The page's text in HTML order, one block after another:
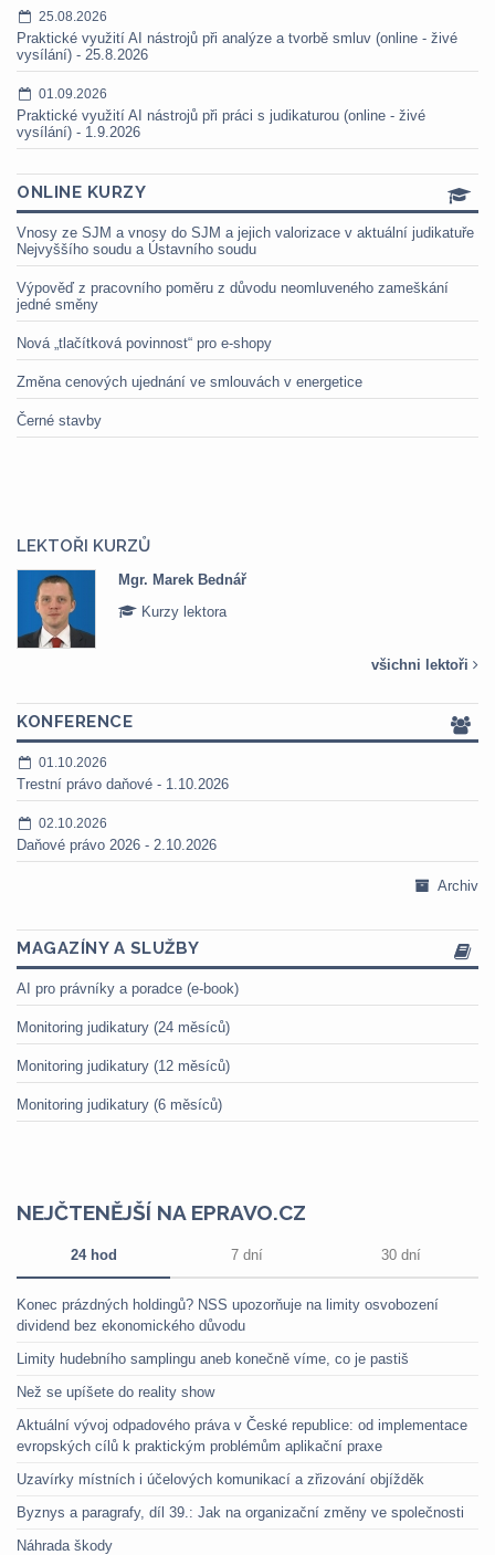
25.08.2026
Praktické využití AI nástrojů při analýze a tvorbě smluv (online - živé
vysílání) - 25.8.2026
01.09.2026
Praktické využití AI nástrojů při práci s judikaturou (online - živé
vysílání) - 1.9.2026
ONLINE KURZY
Vnosy ze SJM a vnosy do SJM a jejich valorizace v aktuální judikatuře
Nejvyššího soudu a Ústavního soudu
Výpověď z pracovního poměru z důvodu neomluveného zameškání
jedné směny
Nová „tlačítková povinnost“ pro e-shopy
Změna cenových ujednání ve smlouvách v energetice
Černé stavby
LEKTOŘI KURZŮ
Mgr. Marek Bednář
Kurzy lektora
všichni lektoři
KONFERENCE
01.10.2026
Trestní právo daňové - 1.10.2026
02.10.2026
Daňové právo 2026 - 2.10.2026
Archiv
MAGAZÍNY A SLUŽBY
AI pro právníky a poradce (e-book)
Monitoring judikatury (24 měsíců)
Monitoring judikatury (12 měsíců)
Monitoring judikatury (6 měsíců)
NEJČTENĚJŠÍ NA EPRAVO.CZ
24 hod 7 dní 30 dní
Konec prázdných holdingů? NSS upozorňuje na limity osvobození
dividend bez ekonomického důvodu
Limity hudebního samplingu aneb konečně víme, co je pastiš
Než se upíšete do reality show
Aktuální vývoj odpadového práva v České republice: od implementace
evropských cílů k praktickým problémům aplikační praxe
Uzavírky místních i účelových komunikací a zřizování objížděk
Byznys a paragrafy, díl 39.: Jak na organizační změny ve společnosti
Náhrada škody